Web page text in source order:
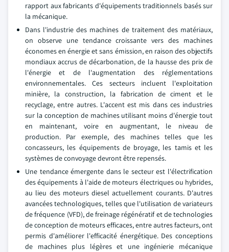
rapport aux fabricants d'équipements traditionnels basés sur
la mécanique.
Dans l'industrie des machines de traitement des matériaux,
on observe une tendance croissante vers des machines
économes en énergie et sans émission, en raison des objectifs
mondiaux accrus de décarbonation, de la hausse des prix de
l'énergie et de l'augmentation des réglementations
environnementales. Ces secteurs incluent l'exploitation
minière, la construction, la fabrication de ciment et le
recyclage, entre autres. L'accent est mis dans ces industries
sur la conception de machines utilisant moins d'énergie tout
en maintenant, voire en augmentant, le niveau de
production. Par exemple, des machines telles que les
concasseurs, les équipements de broyage, les tamis et les
systèmes de convoyage devront être repensés.
Une tendance émergente dans le secteur est l'électrification
des équipements à l'aide de moteurs électriques ou hybrides,
au lieu des moteurs diesel actuellement courants. D'autres
avancées technologiques, telles que l'utilisation de variateurs
de fréquence (VFD), de freinage régénératif et de technologies
de conception de moteurs efficaces, entre autres facteurs, ont
permis d'améliorer l'efficacité énergétique. Des conceptions
de machines plus légères et une ingénierie mécanique